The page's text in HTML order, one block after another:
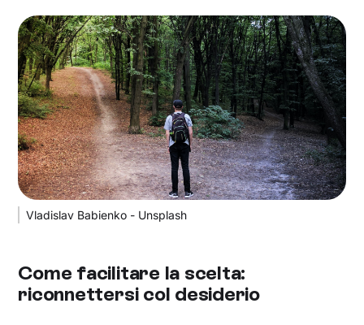
Vladislav Babienko - Unsplash
Come facilitare la scelta:
riconnettersi col desiderio